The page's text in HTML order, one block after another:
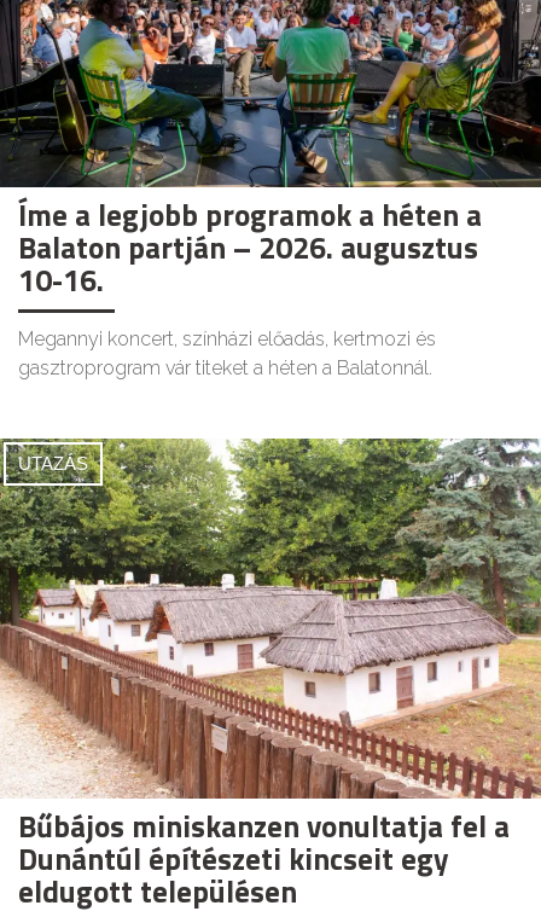
Íme a legjobb programok a héten a
Balaton partján – 2026. augusztus
10-16.
Megannyi koncert, színházi előadás, kertmozi és
gasztroprogram vár titeket a héten a Balatonnál.
UTAZÁS
Bűbájos miniskanzen vonultatja fel a
Dunántúl építészeti kincseit egy
eldugott településen